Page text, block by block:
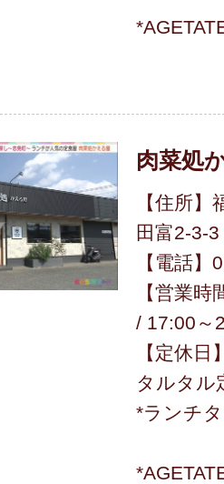
肉菜処
【住所
田富2-3-3
【電話
【営業
/ 17:00～
【定休日
タルタル
*ランチ